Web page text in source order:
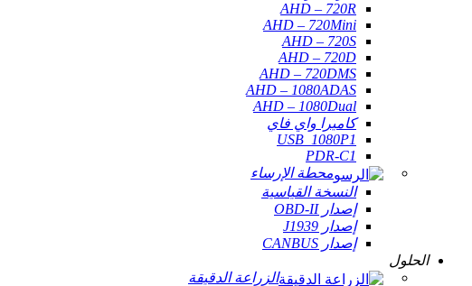
AHD – 720R
AHD – 720Mini
AHD – 720S
AHD – 720D
AHD – 720DMS
AHD – 1080ADAS
AHD – 1080Dual
كاميرا واي فاي
USB_1080P1
PDR-C1
محطة الإرساء
النسخة القياسية
إصدار OBD-II
إصدار J1939
إصدار CANBUS
الحلول
الزراعة الدقيقة